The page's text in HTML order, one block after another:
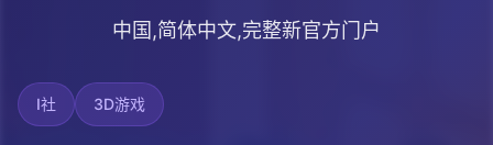
中国,简体中文,完整新官方门户
I社 3D游戏